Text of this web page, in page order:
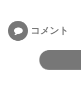
コメント